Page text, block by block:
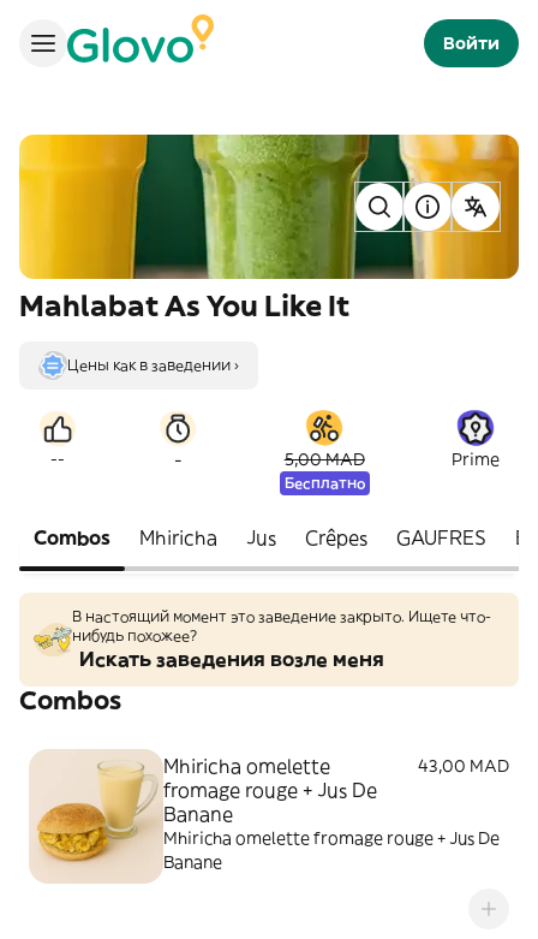
Войти
Mahlabat As You Like It
Цены как в заведении ›
-- - 5,00 MAD
Бесплатно
Prime
Combos Mhiricha Jus Crêpes GAUFRES
В настоящий момент это заведение закрыто. Ищете что-
нибудь похожее?
Искать заведения возле меня
Combos
Mhiricha omelette
fromage rouge + Jus De
Banane
43,00 MAD
Mhiricha omelette fromage rouge + Jus De
Banane